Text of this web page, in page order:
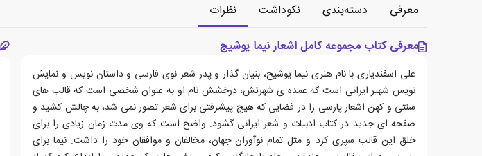
معرفی دسته‌بندی نکوداشت
نظرات
معرفی کتاب مجموعه کامل اشعار نیما یوشیج
علی اسفندیاری با نام هنری نیما یوشیج، بنیان گذار و پدر شعر نوی فارسی و داستان نویس و نمایش
نویس شهیر ایرانی است که عمده ی شهرتش، درخشش نام او به عنوان شخصی است که قالب های
سنتی و کهن اشعار پارسی را در فضایی که هیچ پیشرفتی برای شعر تصور نمی شد، به چالش کشید و
صفحه ای جدید در کتاب ادبیات و شعر ایرانی گشود. واضح است که وی مدت زمان زیادی را برای
خلق این قالب سپری کرد و مثل تمام نوآوران جهان، مخالفان و موافقان خود را داشت. نیما برای